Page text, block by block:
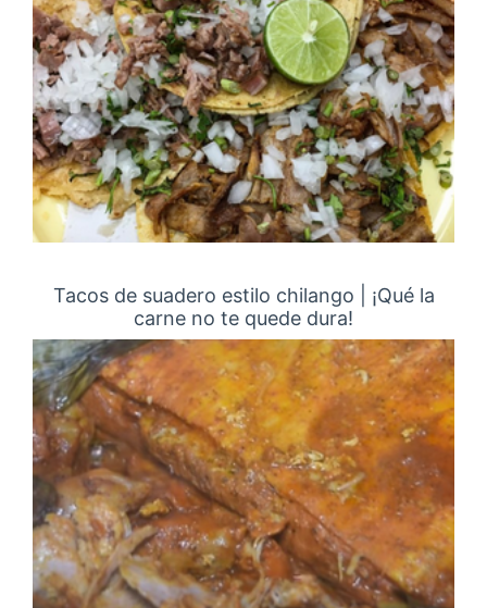
Tacos de suadero estilo chilango | ¡Qué la
carne no te quede dura!